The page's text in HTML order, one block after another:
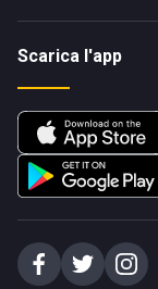
Scarica l'app